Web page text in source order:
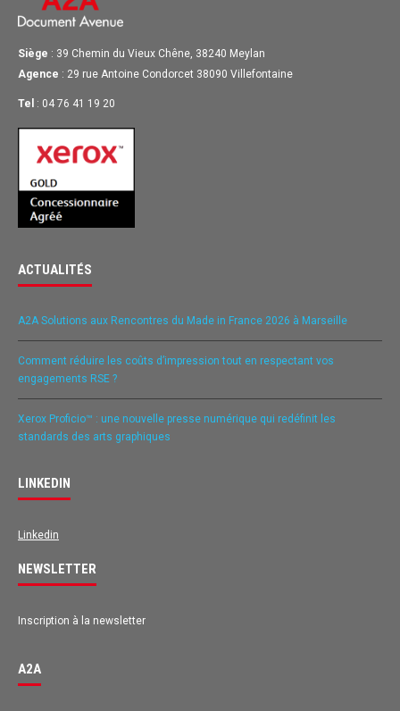
Siège : 39 Chemin du Vieux Chêne, 38240 Meylan
Agence : 29 rue Antoine Condorcet 38090 Villefontaine
Tel : 04 76 41 19 20
ACTUALITÉS
A2A Solutions aux Rencontres du Made in France 2026 à Marseille
Comment réduire les coûts d’impression tout en respectant vos
engagements RSE ?
Xerox Proficio™ : une nouvelle presse numérique qui redéfinit les
standards des arts graphiques
LINKEDIN
Linkedin
NEWSLETTER
Inscription à la newsletter
A2A